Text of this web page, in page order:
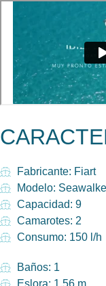
Fabricante: Fiart
Modelo:
Capacidad: 9
Camarotes: 2
Consumo: 150 l/h
Baños: 1
Eslora: 1.56 m